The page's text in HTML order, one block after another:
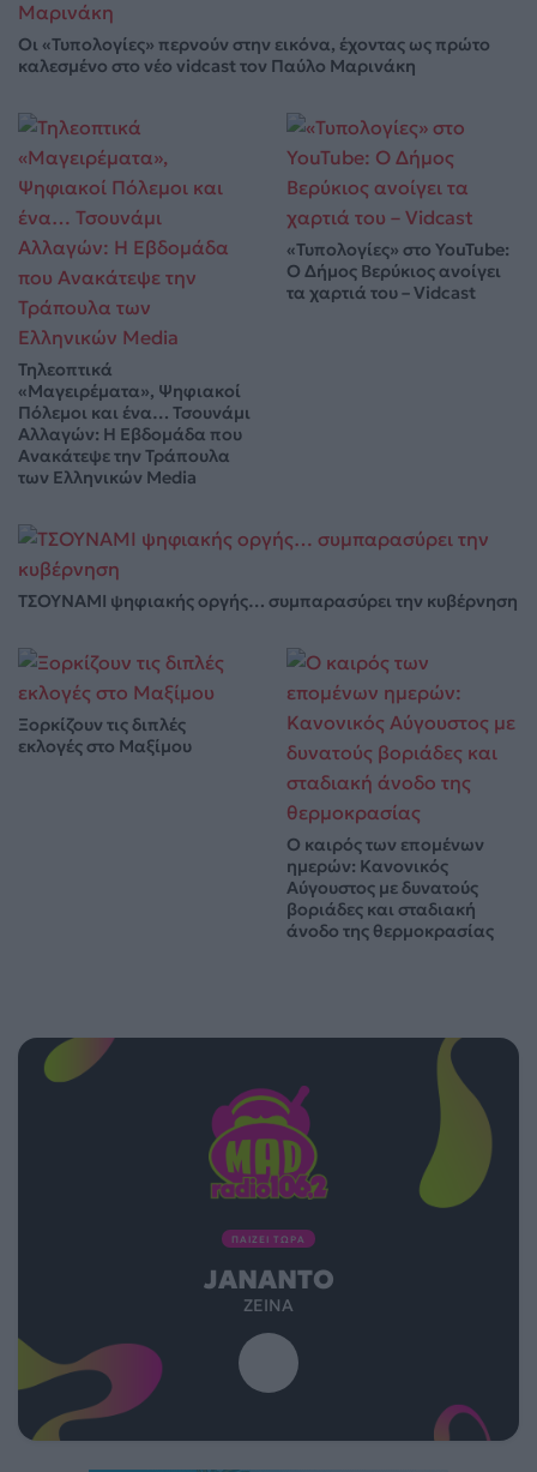
Οι «Τυπολογίες» περνούν στην εικόνα, έχοντας ως πρώτο
καλεσμένο στο νέο vidcast τον Παύλο Μαρινάκη
Τηλεοπτικά
«Μαγειρέματα», Ψηφιακοί
Πόλεμοι και ένα… Τσουνάμι
Αλλαγών: Η Εβδομάδα που
Ανακάτεψε την Τράπουλα
των Ελληνικών Media
«Τυπολογίες» στο YouTube:
Ο Δήμος Βερύκιος ανοίγει
τα χαρτιά του – Vidcast
ΤΣΟΥΝΑΜΙ ψηφιακής οργής… συμπαρασύρει την κυβέρνηση
Ξορκίζουν τις διπλές
εκλογές στο Μαξίμου
Ο καιρός των επομένων
ημερών: Κανονικός
Αύγουστος με δυνατούς
βοριάδες και σταδιακή
άνοδο της θερμοκρασίας
ΠΑΙΖΕΙ ΤΩΡΑ
JANANTO
ZEINA